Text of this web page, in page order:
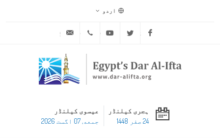
اردو
Facebook
Twitter
Youtube
ہجری کیلنڈر
24 صفر 1448
عیسوی کیلنڈر
جمعه, 07 اگست 2026